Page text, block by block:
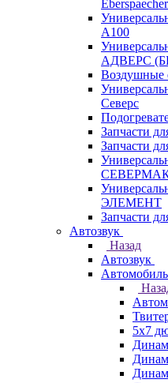
A100
АДВЕРС
Северс
Запчасти
Запчасти
ЭЛЕМЕНТ
Запчасти
Автозвук
Назад
Автозвук
5x7